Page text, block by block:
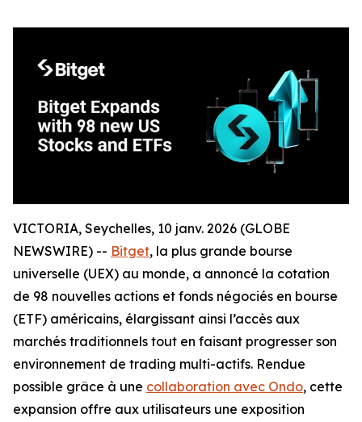
VICTORIA, Seychelles, 10 janv. 2026 (GLOBE
NEWSWIRE) -- Bitget, la plus grande bourse
universelle (UEX) au monde, a annoncé la cotation
de 98 nouvelles actions et fonds négociés en bourse
(ETF) américains, élargissant ainsi l’accès aux
marchés traditionnels tout en faisant progresser son
environnement de trading multi-actifs. Rendue
possible grâce à une collaboration avec Ondo, cette
expansion offre aux utilisateurs une exposition